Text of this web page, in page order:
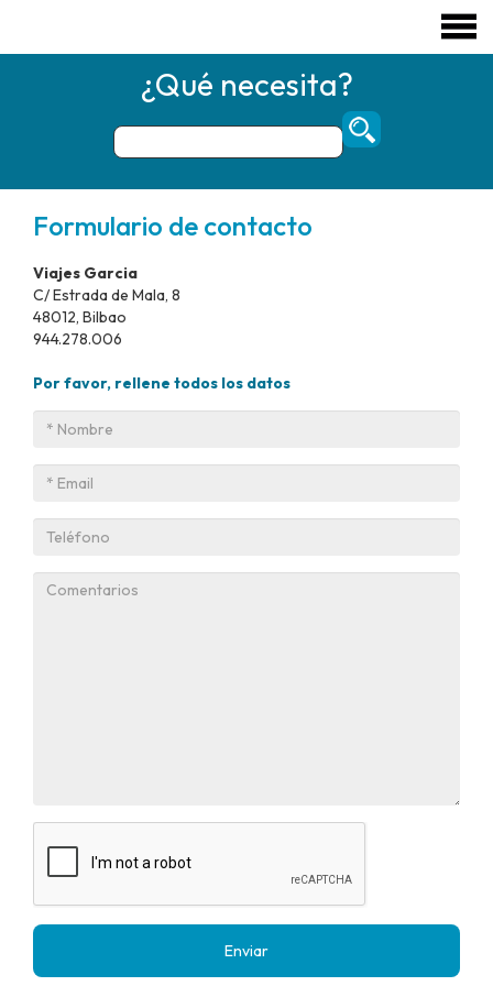
¿Qué necesita?
Formulario de contacto
Viajes Garcia
C/ Estrada de Mala, 8
48012, Bilbao
944.278.006
Por favor, rellene todos los datos